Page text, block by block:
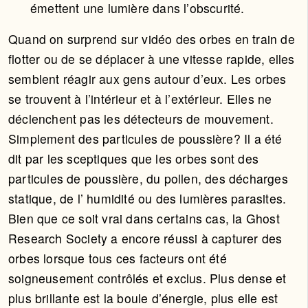
émettent une lumière dans l’obscurité.
Quand on surprend sur vidéo des orbes en train de
flotter ou de se déplacer à une vitesse rapide, elles
semblent réagir aux gens autour d’eux. Les orbes
se trouvent à l’intérieur et à l’extérieur. Elles ne
déclenchent pas les détecteurs de mouvement.
Simplement des particules de poussière? Il a été
dit par les sceptiques que les orbes sont des
particules de poussière, du pollen, des décharges
statique, de l’ humidité ou des lumières parasites.
Bien que ce soit vrai dans certains cas, la Ghost
Research Society a encore réussi à capturer des
orbes lorsque tous ces facteurs ont été
soigneusement contrôlés et exclus. Plus dense et
plus brillante est la boule d’énergie, plus elle est